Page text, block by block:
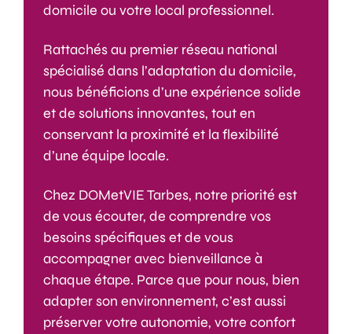
domicile ou votre local professionnel.
Rattachés au premier réseau national
spécialisé dans l’adaptation du domicile,
nous bénéficions d’une expérience solide
et de solutions innovantes, tout en
conservant la proximité et la flexibilité
d’une équipe locale.
Chez DOMetVIE Tarbes, notre priorité est
de vous écouter, de comprendre vos
besoins spécifiques et de vous
accompagner avec bienveillance à
chaque étape. Parce que pour nous, bien
adapter son environnement, c’est aussi
préserver votre autonomie, votre confort